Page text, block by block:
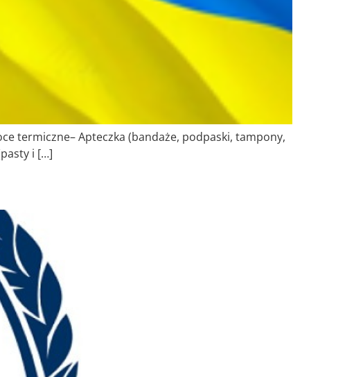
termiczne– Apteczka (bandaże, podpaski, tampony,
i […]